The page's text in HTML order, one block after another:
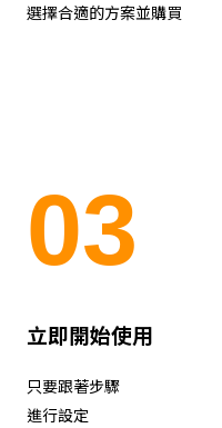
選擇合適的方案並購買
03
立即開始使用
只要跟著步驟
進行設定